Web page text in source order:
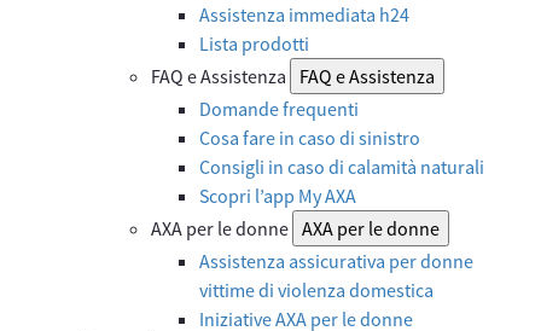
Assistenza immediata h24
Lista prodotti
FAQ e Assistenza
FAQ e Assistenza
Domande frequenti
Cosa fare in caso di sinistro
Consigli in caso di calamità naturali
Scopri l’app My AXA
AXA per le donne AXA per le donne
Assistenza assicurativa per donne
vittime di violenza domestica
Iniziative AXA per le donne